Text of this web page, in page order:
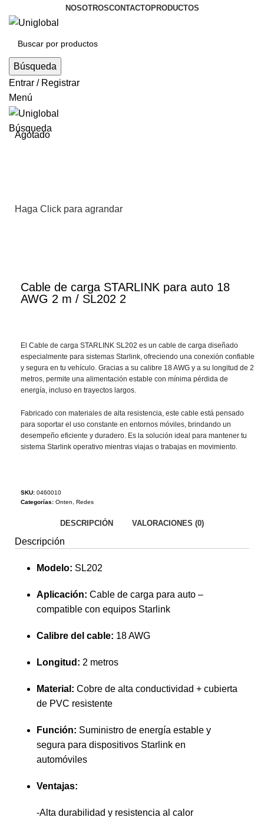
NOSOTROSCONTACTOPRODUCTOS
Búsqueda
Entrar / Registrar
Menú
Búsqueda
Agotado
Haga Click para agrandar
Cable de carga STARLINK para auto 18
AWG 2 m / SL202 2
El Cable de carga STARLINK SL202 es un cable de carga diseñado
especialmente para sistemas Starlink, ofreciendo una conexión confiable
y segura en tu vehículo. Gracias a su calibre 18 AWG y a su longitud de 2
metros, permite una alimentación estable con mínima pérdida de
energía, incluso en trayectos largos.
Fabricado con materiales de alta resistencia, este cable está pensado
para soportar el uso constante en entornos móviles, brindando un
desempeño eficiente y duradero. Es la solución ideal para mantener tu
sistema Starlink operativo mientras viajas o trabajas en movimiento.
SKU: 0460010
Categorías: Onten Redes
DESCRIPCIÓN VALORACIONES (0)
Descripción
Modelo: SL202
Aplicación: Cable de carga para auto –
compatible con equipos Starlink
Calibre del cable: 18 AWG
Longitud: 2 metros
Material: Cobre de alta conductividad + cubierta
de PVC resistente
Función: Suministro de energía estable y
segura para dispositivos Starlink en
automóviles
Ventajas:
-Alta durabilidad y resistencia al calor